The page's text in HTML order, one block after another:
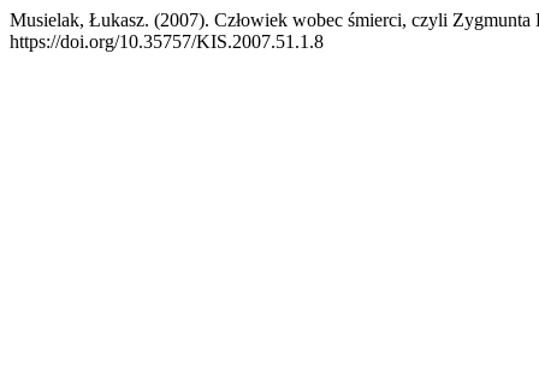
Musielak, Łukasz. (2007). Człowiek wobec śmierci, czyli
https://doi.org/10.35757/KIS.2007.51.1.8